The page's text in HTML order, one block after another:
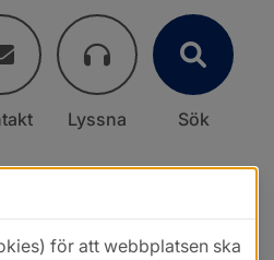
Lyssna Sök
för att webbplatsen ska